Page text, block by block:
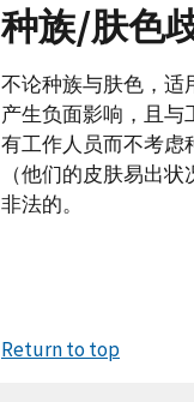
种族/肤色
不论种族与肤色，适
产生负面影响，且与
有工作人员而不考虑
（他们的皮肤易出
非法的。
Return to top